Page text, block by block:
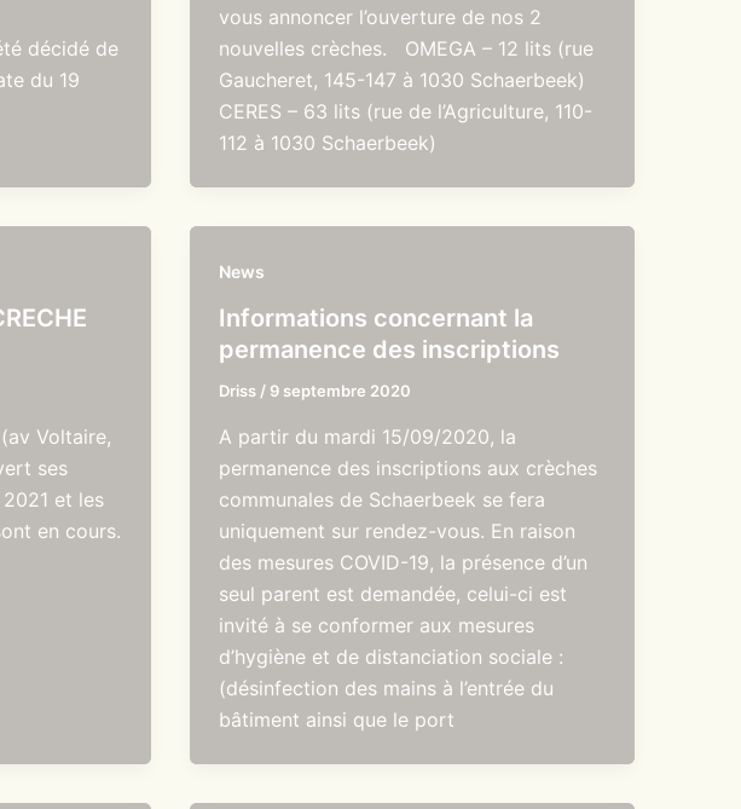
décidé de
du 19
vous annoncer l’ouverture de nos 2
nouvelles crèches. OMEGA – 12 lits (rue
Gaucheret, 145-147 à 1030 Schaerbeek)
CERES – 63 lits (rue de l’Agriculture, 110-
112 à 1030 Schaerbeek)
Voltaire,
ses
et les
en cours.
News
Informations concernant la
permanence des inscriptions
Driss / 9 septembre 2020
A partir du mardi 15/09/2020, la
permanence des inscriptions aux crèches
communales de Schaerbeek se fera
uniquement sur rendez-vous. En raison
des mesures COVID-19, la présence d’un
seul parent est demandée, celui-ci est
invité à se conformer aux mesures
d’hygiène et de distanciation sociale :
(désinfection des mains à l’entrée du
bâtiment ainsi que le port